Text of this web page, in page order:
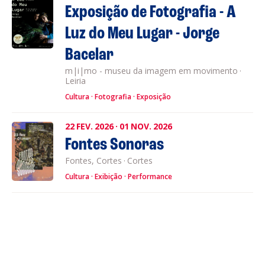
Exposição de Fotografia - A
Luz do Meu Lugar - Jorge
Bacelar
m|i|mo - museu da imagem em movimento ·
Leiria
Cultura Fotografia Exposição
22 FEV. 2026 · 01 NOV. 2026
Fontes Sonoras
Fontes, Cortes · Cortes
Cultura Exibição Performance